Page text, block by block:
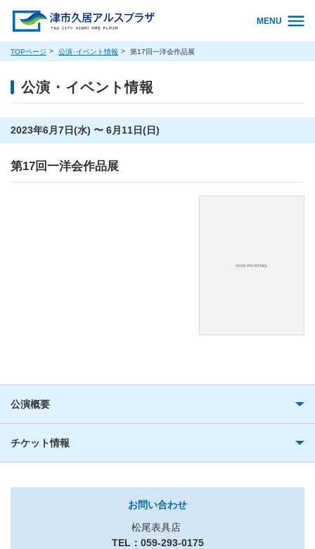
MENU
TOPページ 公演･イベント情報 第17回一洋会作品展
公演・イベント情報
2023年6月7日(水) 〜 6月11日(日)
第17回一洋会作品展
公演概要
チケット情報
お問い合わせ
松尾表具店
TEL：059-293-0175